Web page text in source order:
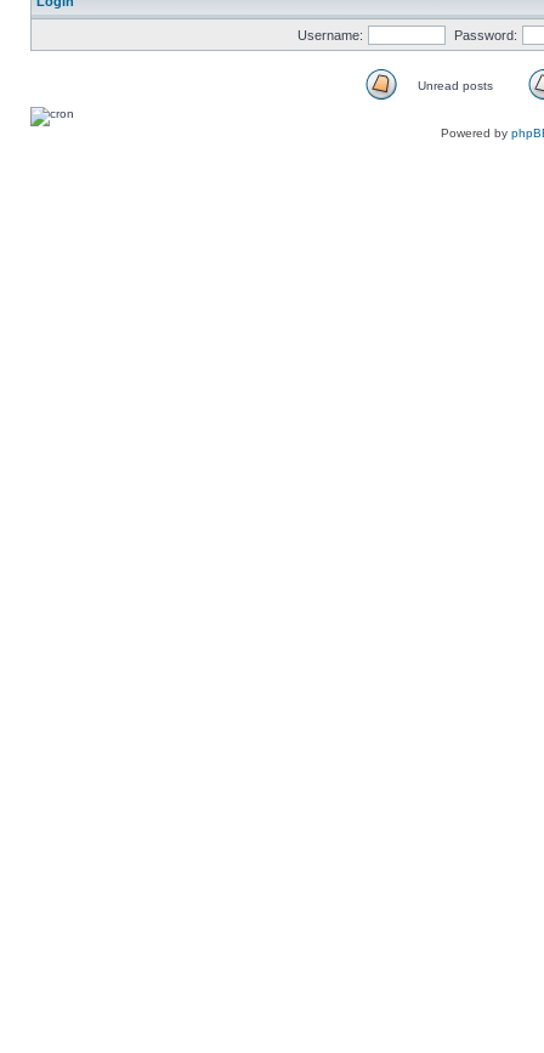
Username: Password:
Unread posts
Powered by